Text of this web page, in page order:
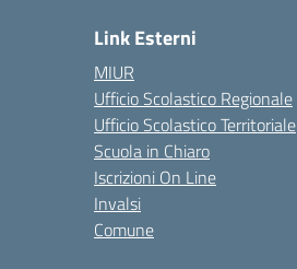
Link Esterni
MIUR
Ufficio Scolastico Regionale
Ufficio Scolastico Territoriale
Scuola in Chiaro
Iscrizioni On Line
Invalsi
Comune